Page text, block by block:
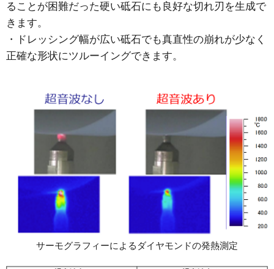
ることが困難だった硬い砥石にも良好な切れ刃を生成で
きます。
・ドレッシング幅が広い砥石でも真直性の崩れが少なく
正確な形状にツルーイングできます。
サーモグラフィーによるダイヤモンドの発熱測定